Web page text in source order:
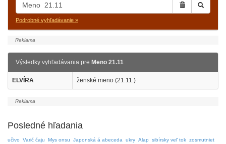
Podrobné vyhľadávanie »
Výsledky vyhľadávania pre Meno 21.11
ELVÍRA ženské meno (21.11.)
Posledné hľadania
učivo Varič čaju Mys onsu Japonská á abeceda ukry Alap sibírsky veľ tok zosmutniet